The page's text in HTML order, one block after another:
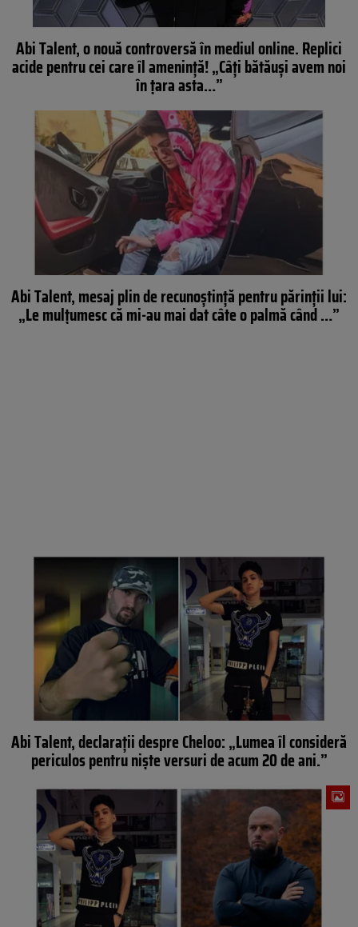
Abi Talent, o nouă controversă în mediul online. Replici
acide pentru cei care îl amenință! „Câți bătăuși avem noi
în țara asta…”
Abi Talent, mesaj plin de recunoștință pentru părinții lui:
„Le mulțumesc că mi-au mai dat câte o palmă când …”
Abi Talent, declarații despre Cheloo: „Lumea îl consideră
periculos pentru niște versuri de acum 20 de ani.”